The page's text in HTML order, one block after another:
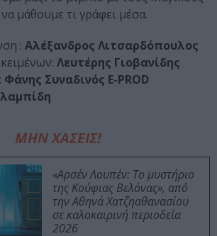
μάθουμε τι γράφει μέσα.
: Αλέξανδρος Λιτσαρδόπουλος
Λευτέρης Γιοβανίδης
Φάνης Συναδινός E-PROD
ΜΗΝ ΧΑΣΕΙΣ!
«Αρσέν Λουπέν: Το μυστήριο
της Κούφιας Βελόνας», από
την Αθηνά Χατζηαθανασίου
σε καλοκαιρινή περιοδεία
2026